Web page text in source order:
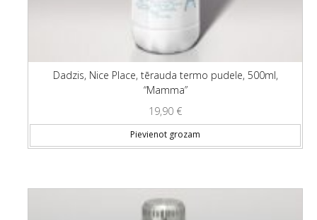
Dadzis, Nice Place, tērauda termo pudele, 500ml,
“Mamma”
19,90 €
Pievienot grozam